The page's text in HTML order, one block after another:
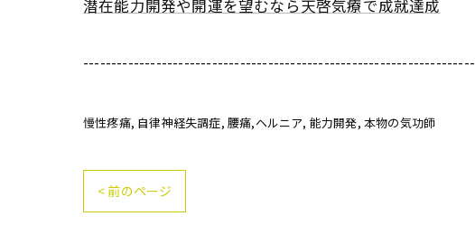
潜在能力開発や開運を望むなら天啓気療で成就達成
----------------------------------------------------------------------
慢性疼痛 自律神経失調症 腰痛,ヘルニア 能力開発 本物の気功師
< 前のページ